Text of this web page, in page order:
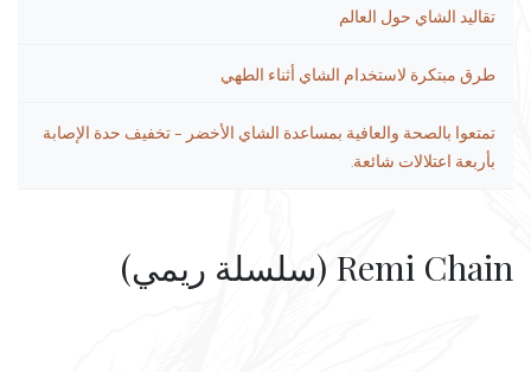
تقاليد الشاي حول العالم
طرق مبتكرة لاستخدام الشاي أثناء الطهي
تمتعوا بالصحة والعافية بمساعدة الشاي الأخضر – تخفيف حدة الإصابة
بأربعة اعتلالات شائعة.
Remi Chain (سلسلة ريمي)